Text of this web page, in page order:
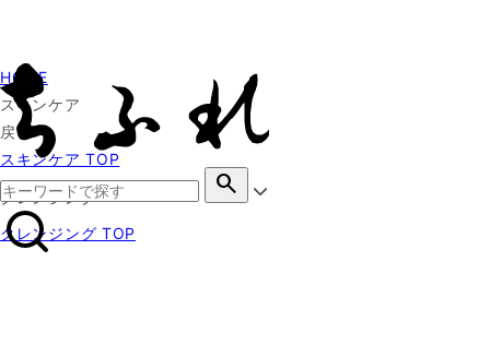
search
HOME
スキンケア
戻る
スキンケア TOP
クレンジング
クレンジング TOP